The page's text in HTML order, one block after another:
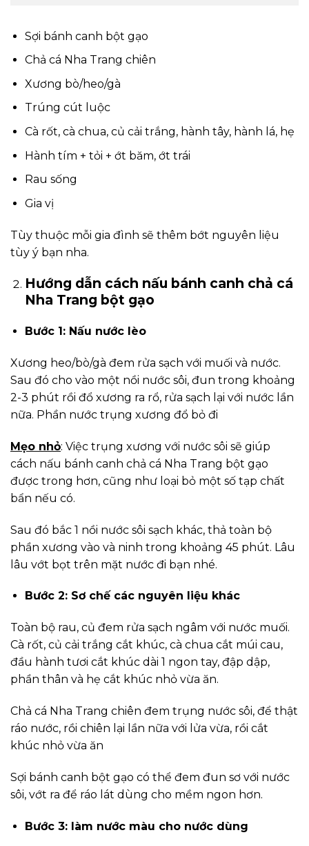
Sợi bánh canh bột gạo
Chả cá Nha Trang chiên
Xương bò/heo/gà
Trúng cút luộc
Cà rốt, cà chua, củ cải trắng, hành tây, hành lá, hẹ
Hành tím + tỏi + ớt băm, ớt trái
Rau sống
Gia vị
Tùy thuộc mỗi gia đình sẽ thêm bớt nguyên liệu
tùy ý bạn nha.
Hướng dẫn cách nấu bánh canh chả cá
Nha Trang bột gạo
Bước 1: Nấu nước lèo
Xương heo/bò/gà đem rửa sạch với muối và nước.
Sau đó cho vào một nồi nước sôi, đun trong khoảng
2-3 phút rồi đổ xương ra rổ, rửa sạch lại với nước lần
nữa. Phần nước trụng xương đổ bỏ đi
Mẹo nhỏ: Việc trụng xương với nước sôi sẽ giúp
cách nấu bánh canh chả cá Nha Trang bột gạo
được trong hơn, cũng như loại bỏ một số tạp chất
bẩn nếu có.
Sau đó bắc 1 nồi nước sôi sạch khác, thả toàn bộ
phần xương vào và ninh trong khoảng 45 phút. Lâu
lâu vớt bọt trên mặt nước đi bạn nhé.
Bước 2: Sơ chế các nguyên liệu khác
Toàn bộ rau, củ đem rửa sạch ngâm với nước muối.
Cà rốt, củ cải trắng cắt khúc, cà chua cắt múi cau,
đầu hành tươi cắt khúc dài 1 ngon tay, đập dập,
phần thân và hẹ cắt khúc nhỏ vừa ăn.
Chả cá Nha Trang chiên đem trụng nước sôi, để thật
ráo nước, rồi chiên lại lần nữa với lửa vừa, rồi cắt
khúc nhỏ vừa ăn
Sợi bánh canh bột gạo có thể đem đun sơ với nước
sôi, vớt ra để ráo lát dùng cho mềm ngon hơn.
Bước 3: làm nước màu cho nước dùng